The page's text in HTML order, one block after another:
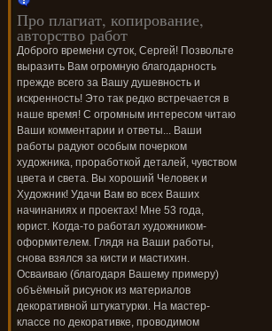
Про плагиат, копирование,
авторство работ
Доброго времени суток, Сергей! Позвольте
выразить Вам огромную благодарность
прежде всего за Вашу душевность и
искренность! Это так редко встречается в
наше время! С огромным интересом читаю
Ваши комментарии и ответы... Ваши
работы радуют особым почерком
художника, проработкой деталей, чувством
цвета и света. Вы хороший Человек и
Художник! Удачи Вам во всех Ваших
начинаниях и проектах! Мне 53 года,
юрист. Когда-то работал художником-
оформителем. Глядя на Ваши работы,
снова взялся за кисти и мастихин.
Осваиваю (благодаря Вашему примеру)
объёмный рисунок из материалов
декоративной штукатурки. На мастер-
классе по декоративке, проводимом